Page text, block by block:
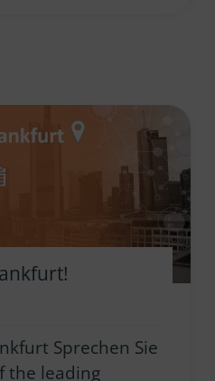
Sprechen Sie
the leading